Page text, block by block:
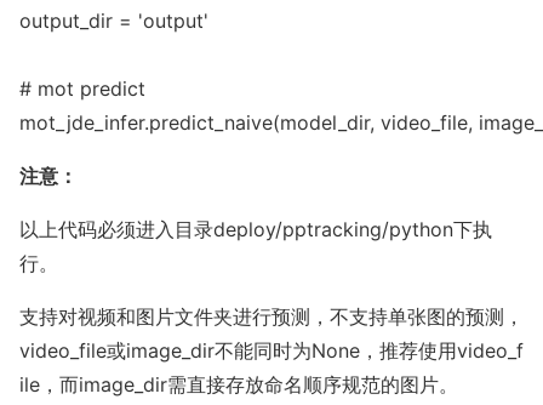
output_dir = 'output'
# mot predict
mot_jde_infer.predict_naive(model_dir, video_file,
注意：
以上代码必须进入目录deploy/pptracking/python下执
行。
支持对视频和图片文件夹进行预测，不支持单张图的预测，
video_file或image_dir不能同时为None，推荐使用video_f
ile ，而image_dir需直接存放命名顺序规范的图片。